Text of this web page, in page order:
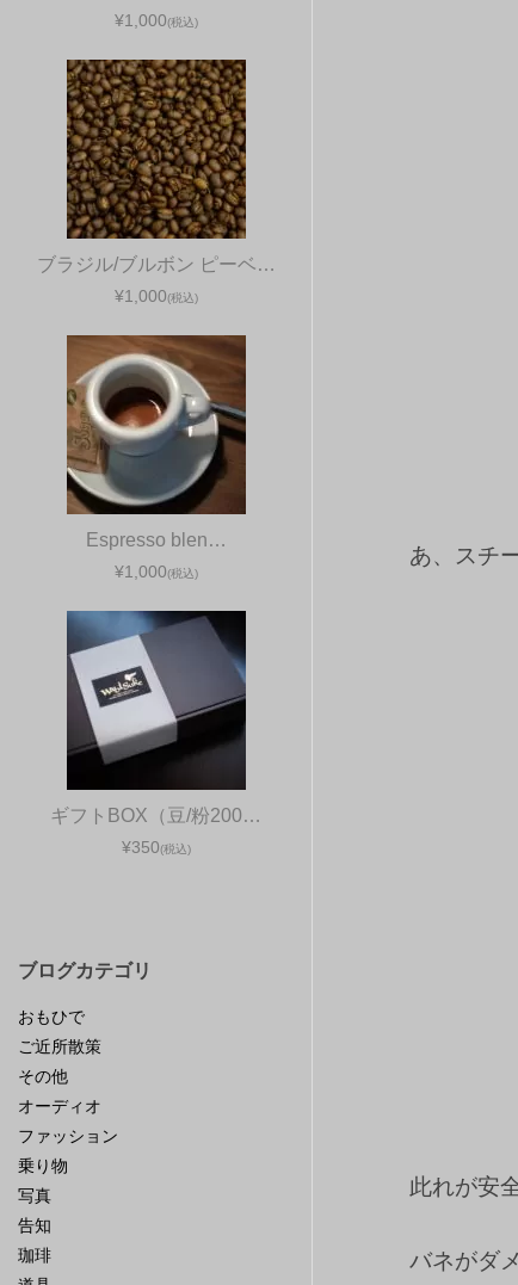
あ、スチ
此れが安
バネがダ
¥1,000(税込)
ブラジル/ブルボン ピーベ…
¥1,000(税込)
Espresso blen…
¥1,000(税込)
ギフトBOX（豆/粉200…
¥350(税込)
ブログカテゴリ
おもひで
ご近所散策
その他
オーディオ
ファッション
乗り物
写真
告知
珈琲